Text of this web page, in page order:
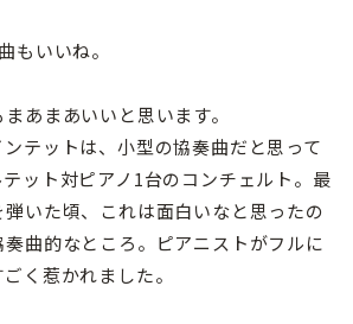
もいいね。
あまあいいと思います。
テットは、小型の協奏曲だと思って
ット対ピアノ1台のコンチェルト。最
いた頃、これは面白いなと思ったの
曲的なところ。ピアニストがフルに
く惹かれました。